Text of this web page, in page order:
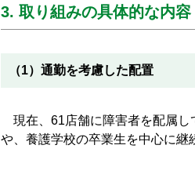
3. 取り組みの具体的な内容
（1）通勤を考慮した配置
現在、61店舗に障害者を配属し
や、養護学校の卒業生を中心に継